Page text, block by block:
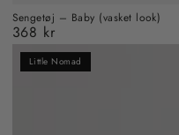
Sengetøj – Baby (vasket look)
Almindelig
pris
368 kr
Little Nomad